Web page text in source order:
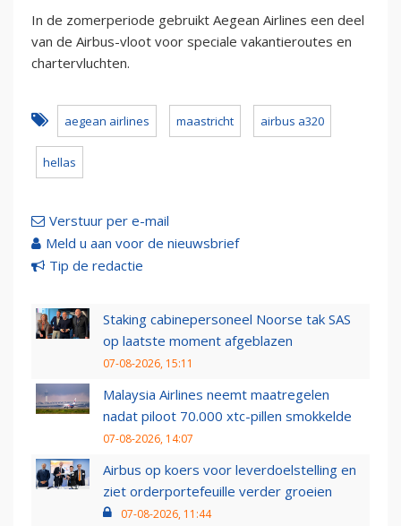
In de zomerperiode gebruikt Aegean Airlines een deel
van de Airbus-vloot voor speciale vakantieroutes en
chartervluchten.
aegean airlines maastricht airbus a320
hellas
Verstuur per e-mail
Meld u aan voor de nieuwsbrief
Tip de redactie
Staking cabinepersoneel Noorse tak SAS
op laatste moment afgeblazen
07-08-2026, 15:11
Malaysia Airlines neemt maatregelen
nadat piloot 70.000 xtc-pillen smokkelde
07-08-2026, 14:07
Airbus op koers voor leverdoelstelling en
ziet orderportefeuille verder groeien
07-08-2026, 11:44